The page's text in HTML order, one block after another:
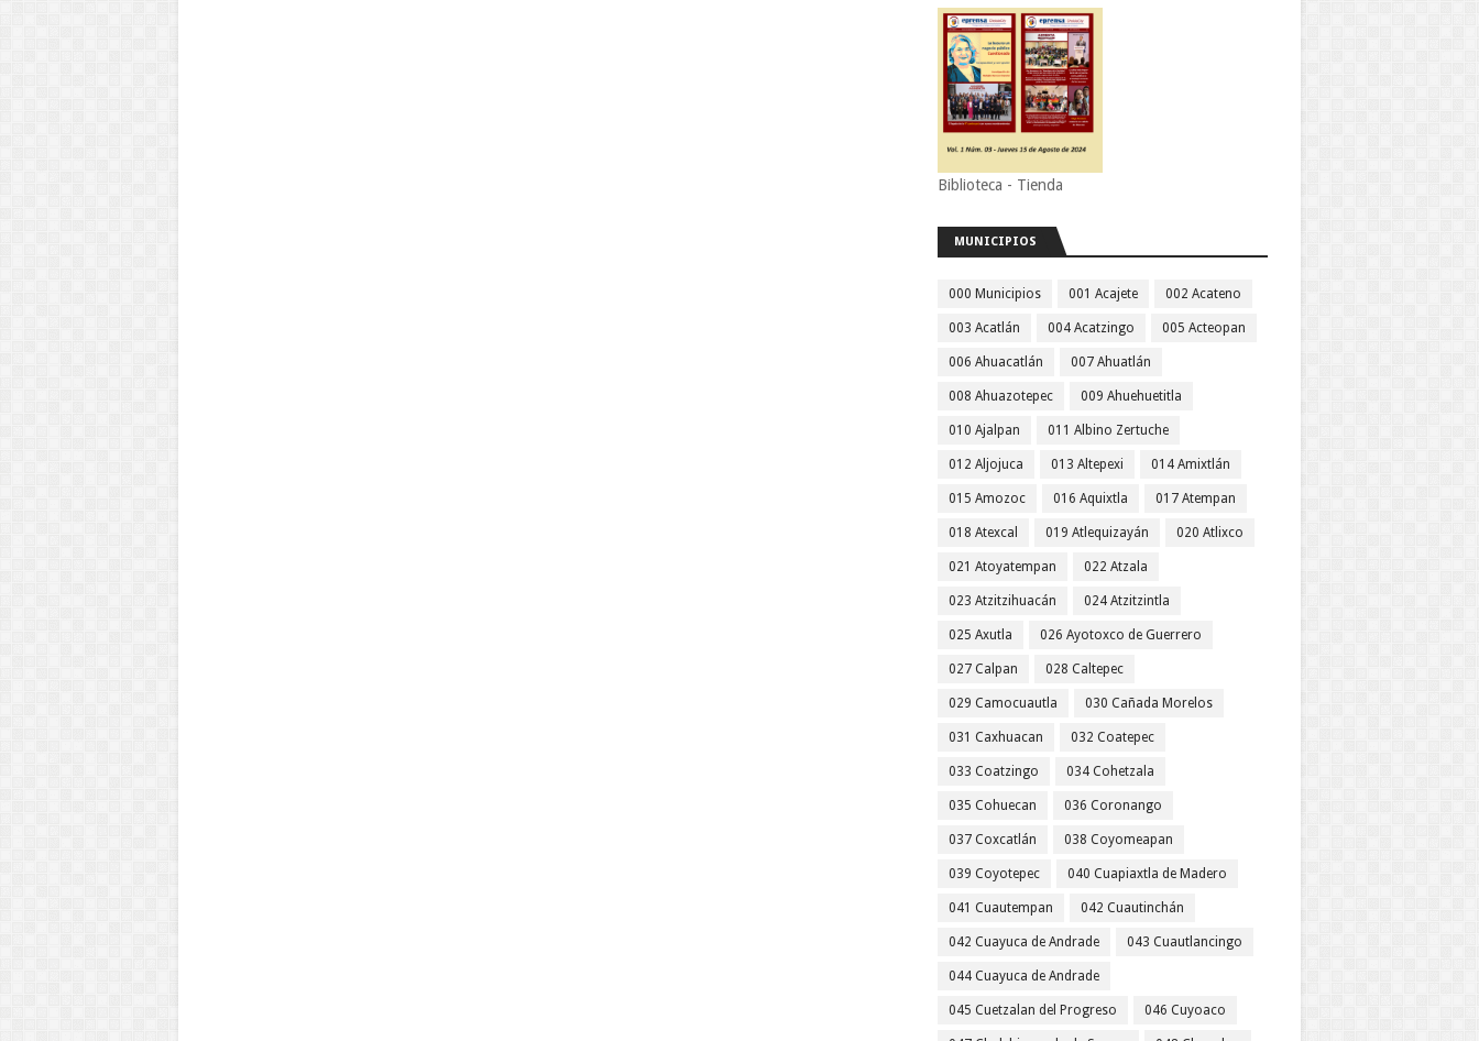
Biblioteca - Tienda
MUNICIPIOS
000 Municipios 001 Acajete 002 Acateno
003 Acatlán 004 Acatzingo 005 Acteopan
006 Ahuacatlán 007 Ahuatlán
008 Ahuazotepec 009 Ahuehuetitla
010 Ajalpan 011 Albino Zertuche
012 Aljojuca 013 Altepexi 014 Amixtlán
015 Amozoc 016 Aquixtla 017 Atempan
018 Atexcal 019 Atlequizayán 020 Atlixco
021 Atoyatempan 022 Atzala
023 Atzitzihuacán 024 Atzitzintla
025 Axutla 026 Ayotoxco de Guerrero
027 Calpan 028 Caltepec
029 Camocuautla 030 Cañada Morelos
031 Caxhuacan 032 Coatepec
033 Coatzingo 034 Cohetzala
035 Cohuecan 036 Coronango
037 Coxcatlán 038 Coyomeapan
039 Coyotepec 040 Cuapiaxtla de Madero
041 Cuautempan 042 Cuautinchán
042 Cuayuca de Andrade 043 Cuautlancingo
044 Cuayuca de Andrade
045 Cuetzalan del Progreso 046 Cuyoaco